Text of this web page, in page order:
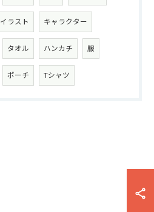
イラスト キャラクター
タオル ハンカチ 服
ポーチ Tシャツ